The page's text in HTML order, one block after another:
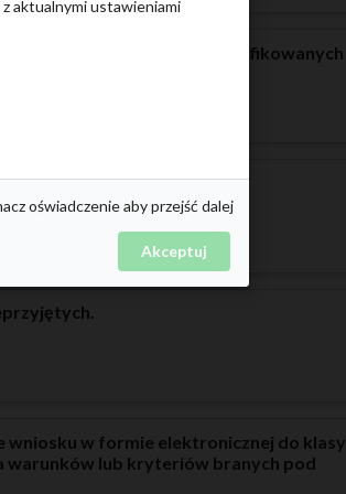
i kandydatów niezakwalifikowanych
wniosku w formie elektronicznej do klasy
warunków lub kryteriów branych pod
aktualnymi ustawieniami
oświadczenie aby przejść dalej
Akceptuj